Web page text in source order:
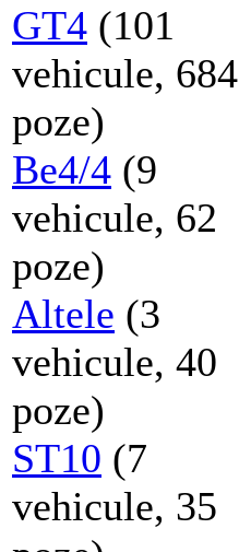
GT4 (101
vehicule, 684
poze)
Be4/4 (9
vehicule, 62
poze)
Altele (3
vehicule, 40
poze)
ST10 (7
vehicule, 35